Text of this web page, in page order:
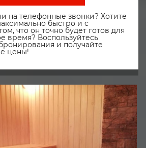
на телефонные звонки? Хотите
быстро и с
что он точно будет готов для
время? Воспользуйтесь
и получайте
цены!